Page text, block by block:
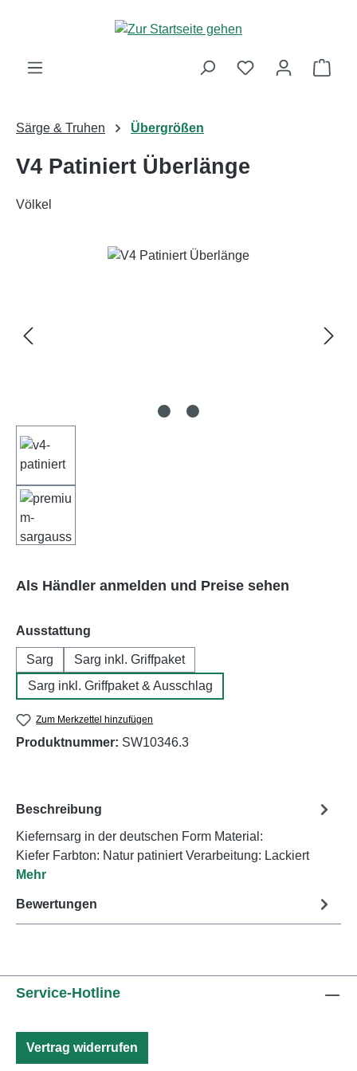
Zum Hauptinhalt springen
Särge & Truhen Übergrößen
V4 Patiniert Überlänge
Völkel
Bildergalerie überspringen
Als Händler anmelden und Preise sehen
Ausstattung
Sarg
Sarg inkl. Griffpaket
Sarg inkl. Griffpaket & Ausschlag
Zum Merkzettel hinzufügen
Produktnummer: SW10346.3
Beschreibung
Kiefernsarg in der deutschen Form Material:
Kiefer Farbton: Natur patiniert Verarbeitung: Lackiert
Mehr
Bewertungen
Service-Hotline
Vertrag widerrufen